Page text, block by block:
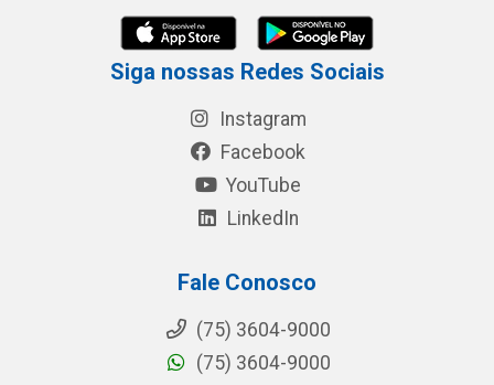
Siga nossas Redes Sociais
Instagram
Facebook
YouTube
LinkedIn
Fale Conosco
(75) 3604-9000
(75) 3604-9000